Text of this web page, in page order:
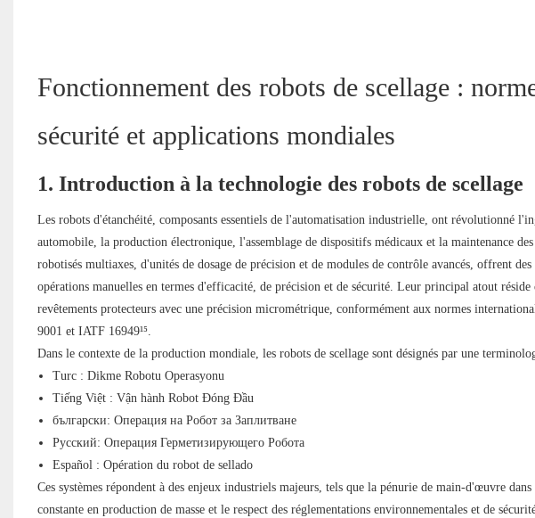
Fonctionnement des robots de scellage :
sécurité et applications mondiales
1. Introduction à la technologie des robots de scellage
Les robots d'étanchéité, composants essentiels de l'automatisation industrielle, ont révolutionné
automobile, la production électronique, l'assemblage de dispositifs médicaux et la maintenance
robotisés multiaxes, d'unités de dosage de précision et de modules de contrôle avancés, offrent
opérations manuelles en termes d'efficacité, de précision et de sécurité. Leur principal atout réside
revêtements protecteurs avec une précision micrométrique, conformément aux normes
9001 et IATF 16949¹⁵.
Dans le contexte de la production mondiale, les robots de scellage sont désignés par une
Turc : Dikme Robotu Operasyonu
Tiếng Việt : Vận hành Robot Đóng Đầu
български: Операция на Робот за Заплитване
Русский: Операция Герметизирующего Робота
Español : Opération du robot de sellado
Ces systèmes répondent à des enjeux industriels majeurs, tels que la pénurie de main-d'œuvre
constante en production de masse et le respect des réglementations environnementales et de